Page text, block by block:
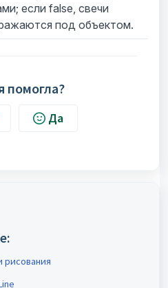
если false, свечи
под объектом.
помогла?
Да
рисования